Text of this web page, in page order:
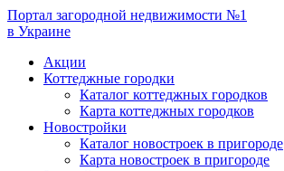
Портал загородной недвижимости №1
в Украине
Акции
Коттеджные городки
Каталог коттеджных городков
Карта коттеджных городков
Новостройки
Каталог новостроек в пригороде
Карта новостроек в пригороде